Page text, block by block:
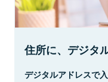
住所に、デジタ
デジタルアドレスで